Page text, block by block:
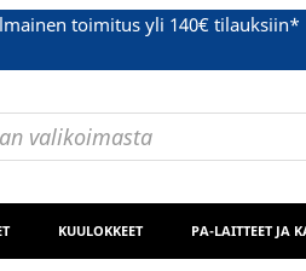
toimitus yli 140€ tilauksiin*
KUULOKKEET PA-LAITTEET JA